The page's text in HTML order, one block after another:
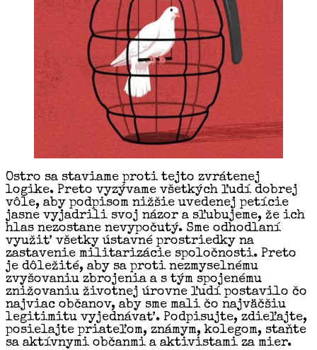
Ostro sa staviame proti tejto zvrátenej
logike. Preto vyzývame všetkých ľudí dobrej
vôle, aby podpisom nižšie uvedenej petície
jasne vyjadrili svoj názor a sľubujeme, že ich
hlas nezostane nevypočutý. Sme odhodlaní
využiť všetky ústavné prostriedky na
zastavenie militarizácie spoločnosti. Preto
je dôležité, aby sa proti nezmyselnému
zvyšovaniu zbrojenia a s tým spojenému
znižovaniu životnej úrovne ľudí postavilo čo
najviac občanov, aby sme mali čo najväčšiu
legitimitu vyjednávať. Podpisujte, zdieľajte,
posielajte priateľom, známym, kolegom, staňte
sa aktívnymi občanmi a aktivistami za mier.